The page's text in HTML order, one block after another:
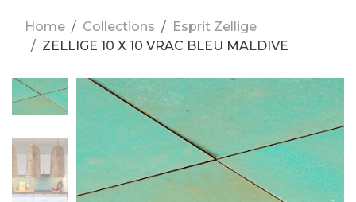
Home Collections
Esprit Zellige
ZELLIGE 10 X 10 VRAC BLEU MALDIVE